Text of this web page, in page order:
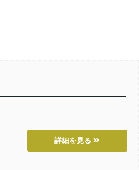
詳細を見る